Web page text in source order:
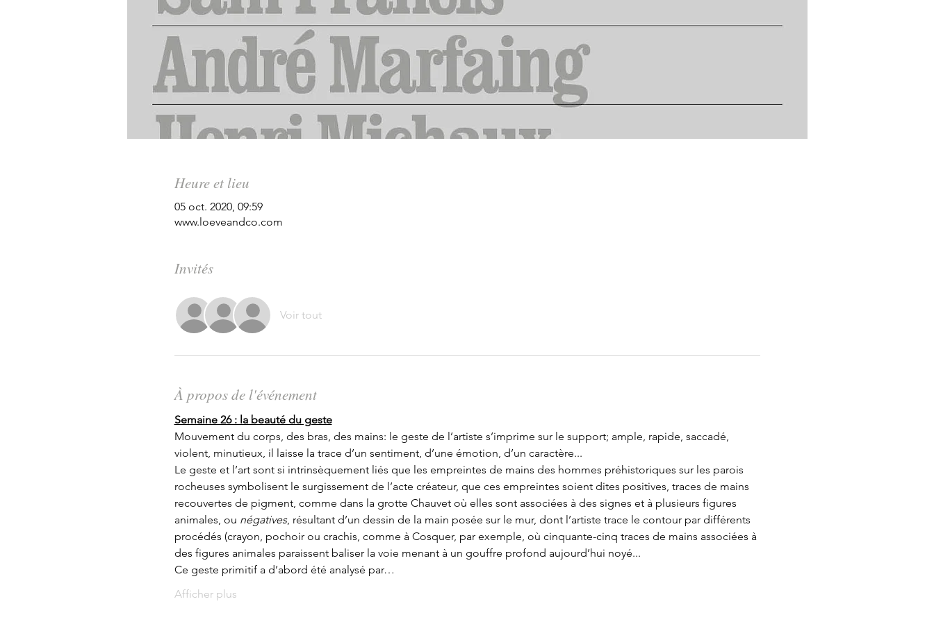
Heure et lieu
05 oct. 2020, 09:59
www.loeveandco.com
Invités
Voir tout
À propos de l'événement
Semaine 26 : la beauté du geste
Mouvement du corps, des bras, des mains: le geste de l’artiste s’imprime sur le support; ample, rapide, saccadé,
violent, minutieux, il laisse la trace d’un sentiment, d’une émotion, d’un caractère...
Le geste et l’art sont si intrinsèquement liés que les empreintes de mains des hommes préhistoriques sur les parois
rocheuses symbolisent le surgissement de l’acte créateur, que ces empreintes soient dites positives, traces de mains
recouvertes de pigment, comme dans la grotte Chauvet où elles sont associées à des signes et à plusieurs figures
animales, ou négatives, résultant d’un dessin de la main posée sur le mur, dont l’artiste trace le contour par différents
procédés (crayon, pochoir ou crachis, comme à Cosquer, par exemple, où cinquante-cinq traces de mains associées à
des figures animales paraissent baliser la voie menant à un gouffre profond aujourd’hui noyé...
Ce geste primitif a d’abord été analysé par…
Afficher plus